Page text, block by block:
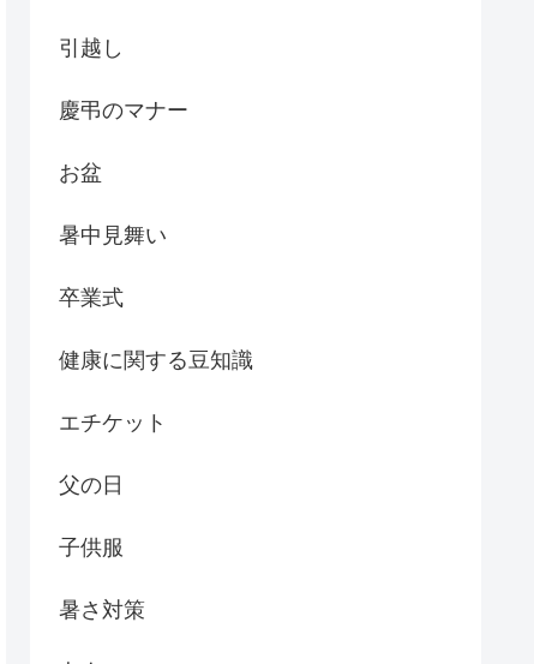
引越し
慶弔のマナー
お盆
暑中見舞い
卒業式
健康に関する豆知識
エチケット
父の日
子供服
暑さ対策